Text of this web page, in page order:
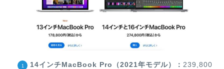
14インチMacBook Pro（2021年モデル）： 239,800